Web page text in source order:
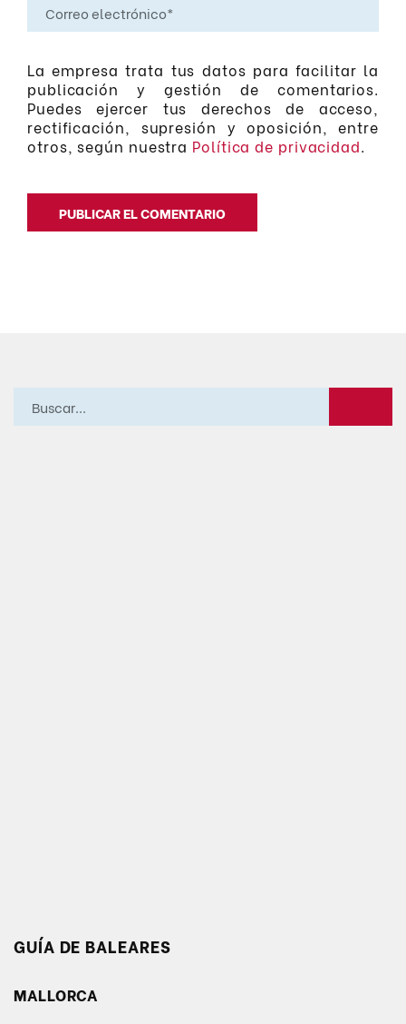
La empresa trata tus datos para facilitar la
publicación y gestión de comentarios.
Puedes ejercer tus derechos de acceso,
rectificación, supresión y oposición, entre
otros, según nuestra Política de privacidad.
GUÍA DE BALEARES
MALLORCA